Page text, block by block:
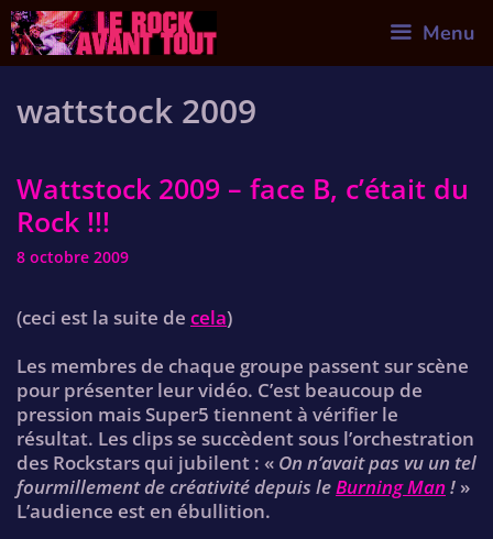
Skip
to
content
Menu
wattstock 2009
Wattstock 2009 – face B, c’était du
Rock !!!
8 octobre 2009
(ceci est la suite de cela)
Les membres de chaque groupe passent sur scène
pour présenter leur vidéo. C’est beaucoup de
pression mais Super5 tiennent à vérifier le
résultat. Les clips se succèdent sous l’orchestration
des Rockstars qui jubilent : « On n’avait pas vu un tel
fourmillement de créativité depuis leBurning Man! »
L’audience est en ébullition.